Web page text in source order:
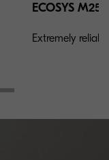
ECOSYS
Extremely